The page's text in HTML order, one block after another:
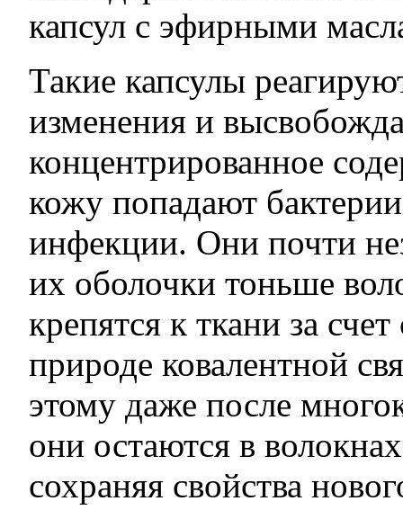
капсул с эфирными
Такие капсулы
изменения и
концентрированное
кожу попадают
инфекции. Они почти
их оболочки тоньше
крепятся к ткани за
природе ковалентной
этому даже после
они остаются в
сохраняя свойства